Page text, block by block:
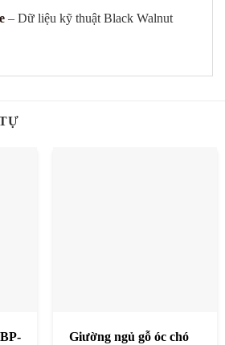
– Dữ liệu kỹ thuật Black Walnut
Giường ngủ gỗ óc chó